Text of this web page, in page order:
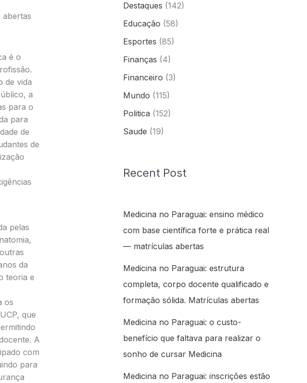
abertas
é o
de vida
a
para o
para
de
de
pelas
da
teoria e
os
que
A
com
para
Destaques (142)
Educação (58)
Esportes (85)
Finanças (4)
Financeiro (3)
Mundo (115)
Politica (152)
Saude (19)
Recent Post
Medicina no Paraguai: ensino médico
com base científica forte e prática real
— matrículas abertas
Medicina no Paraguai: estrutura
completa, corpo docente qualificado e
formação sólida. Matrículas abertas
Medicina no Paraguai: o custo-
benefício que faltava para realizar o
sonho de cursar Medicina
Medicina no Paraguai: inscrições estão